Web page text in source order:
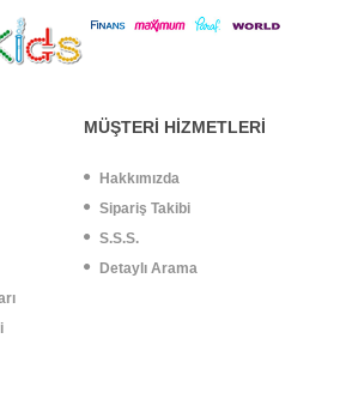
MÜŞTERİ HİZMETLERİ
Hakkımızda
Sipariş Takibi
S.S.S.
Detaylı Arama